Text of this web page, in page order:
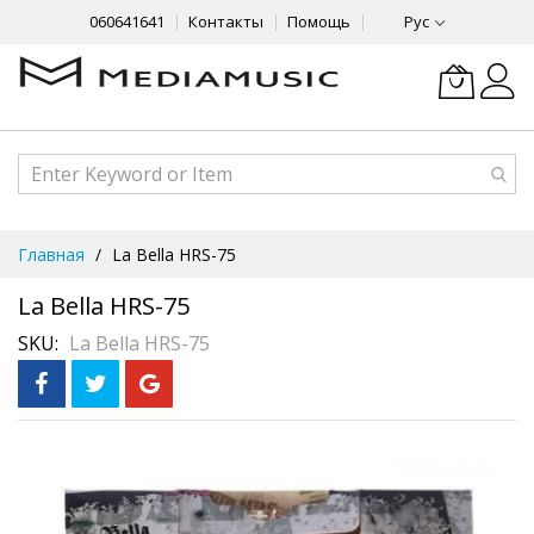
060641641 Контакты Помощь Рус
Content
Главная La Bella HRS-75
La Bella HRS-75
SKU La Bella HRS-75